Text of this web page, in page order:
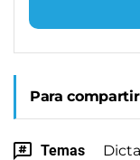
Para
Temas